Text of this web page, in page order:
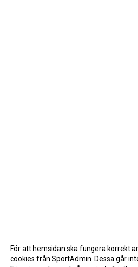
För att hemsidan ska fungera korrekt
cookies från SportAdmin. Dessa går